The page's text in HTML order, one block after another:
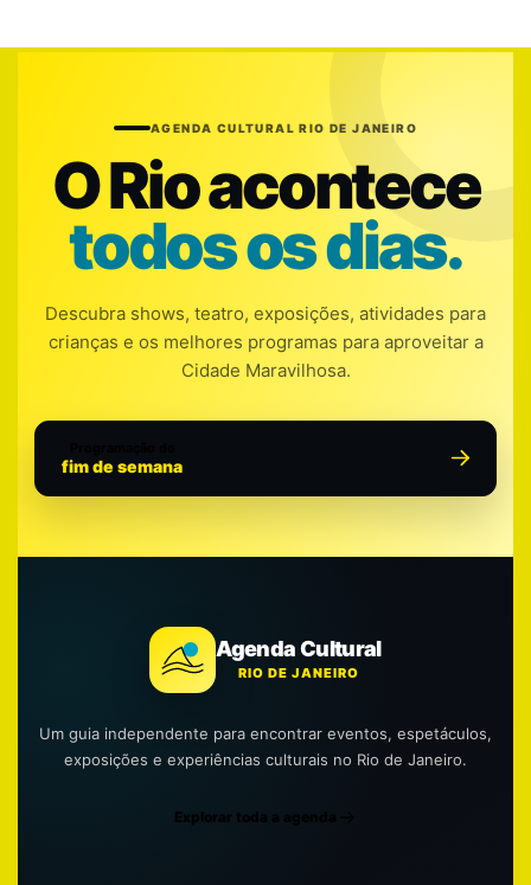
AGENDA CULTURAL RIO DE JANEIRO
O Rio acontece
todos os dias.
Descubra shows, teatro, exposições, atividades para
crianças e os melhores programas para aproveitar a
Cidade Maravilhosa.
fim de semana
Agenda Cultural
RIO DE JANEIRO
Um guia independente para encontrar eventos, espetáculos,
exposições e experiências culturais no Rio de Janeiro.
Explorar toda a agenda